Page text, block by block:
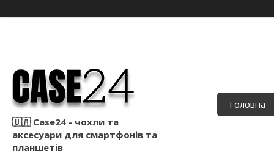
🇺🇦 Case24 - чохли та
аксесуари для смартфонів та
планшетів
Головна